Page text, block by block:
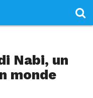
Nabi, un
monde